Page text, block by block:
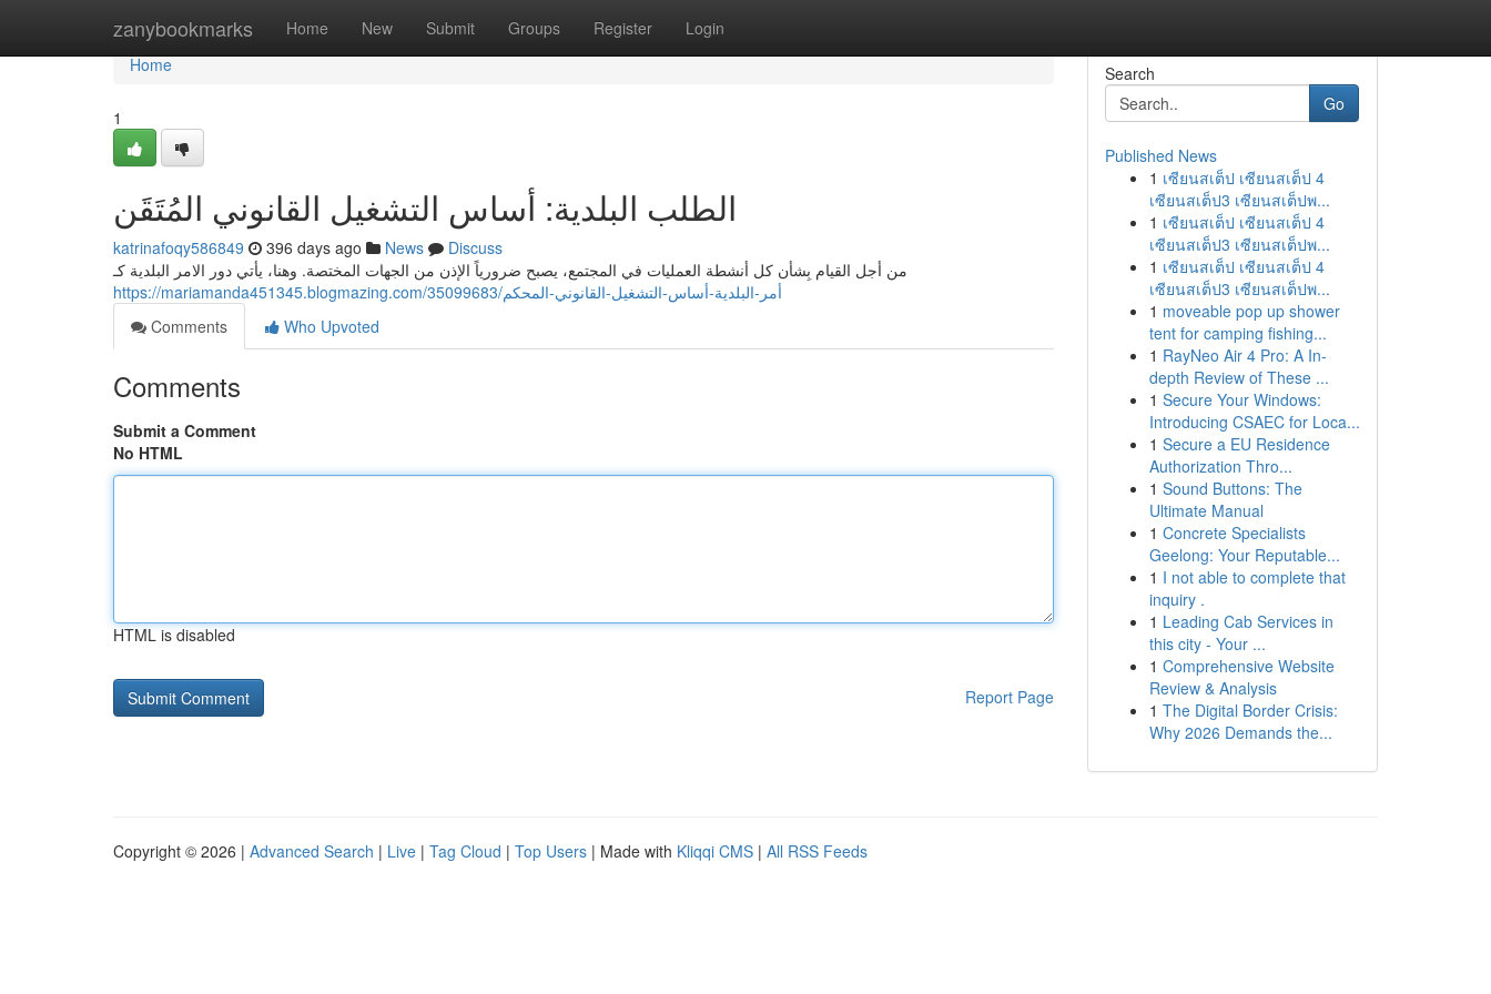
zanybookmarks Home New Submit Groups Register Login
Home
Home
1
الطلب البلدية: أساس التشغيل القانوني المُتَقَن
katrinafoqy586849 396 days ago News
Discuss
من أجل القيام بِشأن كل أنشطة العمليات في المجتمع، يصبح ضرورياً الإذن من الجهات المختصة. وهنا، يأتي دور الامر البلدية كـ
https://mariamanda451345.blogmazing.com/35099683/أمر-البلدية-أساس-التشغيل-القانوني-المحكم
Comments
Who Upvoted
Comments
Submit a Comment
No HTML
HTML is disabled
Report Page
Search
Go
Published News
1 เซียนสเต็ป เซียนสเต็ป 4
เซียนสเต็ป3 เซียนสเต็ปพ...
1 เซียนสเต็ป เซียนสเต็ป 4
เซียนสเต็ป3 เซียนสเต็ปพ...
1 เซียนสเต็ป เซียนสเต็ป 4
เซียนสเต็ป3 เซียนสเต็ปพ...
1 moveable pop up shower
tent for camping fishing...
1 RayNeo Air 4 Pro: A In-
depth Review of These ...
1 Secure Your Windows:
Introducing CSAEC for Loca...
1 Secure a EU Residence
Authorization Thro...
1 Sound Buttons: The
Ultimate Manual
1 Concrete Specialists
Geelong: Your Reputable...
1 I not able to complete that
inquiry .
1 Leading Cab Services in
this city - Your ...
1 Comprehensive Website
Review & Analysis
1 The Digital Border Crisis:
Why 2026 Demands the...
Copyright © 2026 | Advanced Search | Live | Tag Cloud | Top Users | Made with Kliqqi CMS | All RSS Feeds